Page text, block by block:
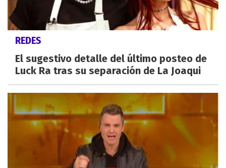
REDES
El sugestivo detalle del último posteo de
Luck Ra tras su separación de La Joaqui